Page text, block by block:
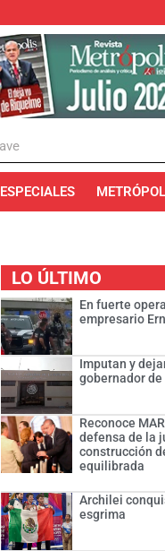
ESPECIALES
LO ÚLTIMO
En fuerte
empresario
Imputan y
gobernador
Reconoce
defensa de la
construcción
equilibrada
Archilei
esgrima